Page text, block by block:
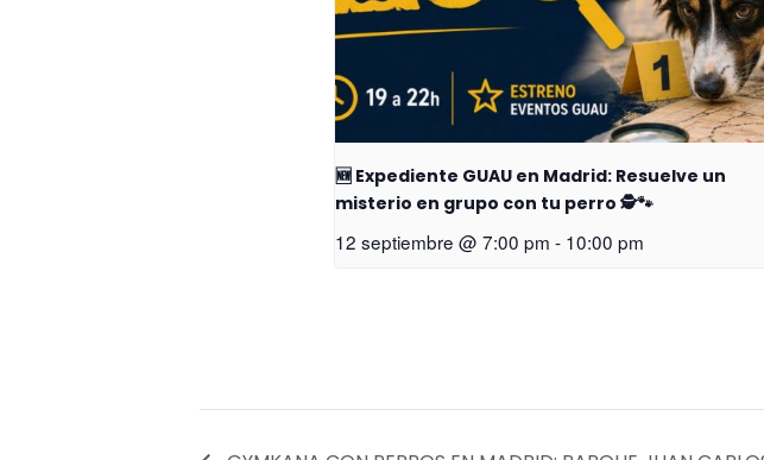
🆕 Expediente GUAU en Madrid: Resuelve un
misterio en grupo con tu perro 🕵️🐾
12 septiembre @ 7:00 pm - 10:00 pm